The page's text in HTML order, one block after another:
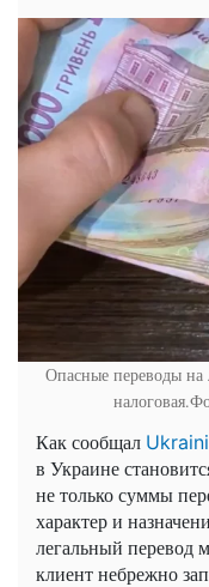
Опасные переводы на
Как сообщал
в Украине
не только суммы
характер и
легальный перевод
клиент небрежно